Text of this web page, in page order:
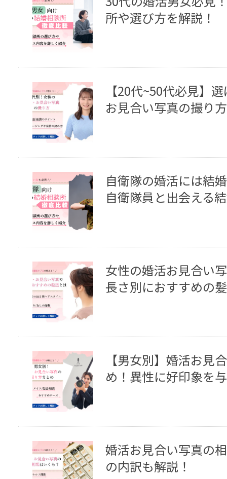
所や選び方を解説！
【20代~50代必見】
お見合い写真の撮り
自衛隊の婚活には結
自衛隊員と出会える
女性の婚活お見合い
長さ別におすすめの
【男女別】婚活お見
め！異性に好印象を
婚活お見合い写真の
の内訳も解説！